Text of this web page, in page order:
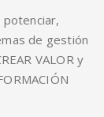
potenciar,
de gestión
VALOR y